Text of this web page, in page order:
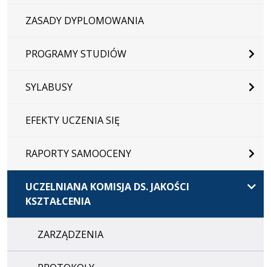
ZASADY DYPLOMOWANIA
PROGRAMY STUDIÓW
SYLABUSY
EFEKTY UCZENIA SIĘ
RAPORTY SAMOOCENY
UCZELNIANA KOMISJA DS. JAKOŚCI
KSZTAŁCENIA
ZARZĄDZENIA